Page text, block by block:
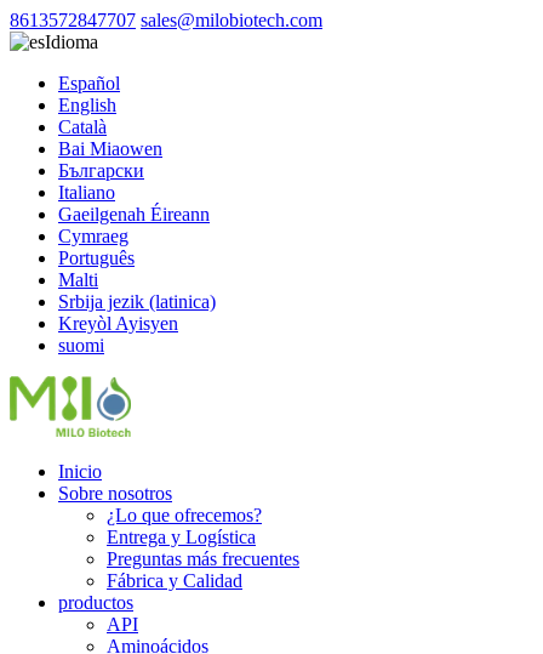
8613572847707 sales@milobiotech.com
Idioma
Español
English
Català
Bai Miaowen
Български
Italiano
Gaeilgenah Éireann
Cymraeg
Português
Malti
Srbija jezik (latinica)
Kreyòl Ayisyen
suomi
Inicio
Sobre nosotros
¿Lo que ofrecemos?
Entrega y Logística
Preguntas más frecuentes
Fábrica y Calidad
productos
API
Aminoácidos